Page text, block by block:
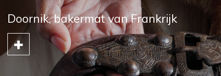
Doornik, bakermat van Frankrijk